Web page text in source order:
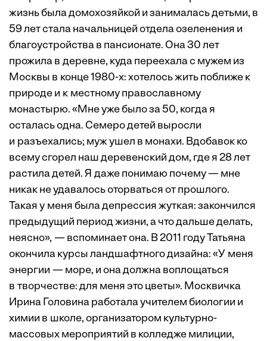
жизнь была домохозяйкой и занималась детьми, в
59 лет стала начальницей отдела озеленения и
благоустройства в пансионате. Она 30 лет
прожила в деревне, куда переехала с мужем из
Москвы в конце 1980-х: хотелось жить поближе к
природе и к местному православному
монастырю. «Мне уже было за 50, когда я
осталась одна. Семеро детей выросли
и разъехались; муж ушел в монахи. Вдобавок ко
всему сгорел наш деревенский дом, где я 28 лет
растила детей. Я даже понимаю почему — мне
никак не удавалось оторваться от прошлого.
Такая у меня была депрессия жуткая: закончился
предыдущий период жизни, а что дальше ­делать,
неясно», — вспоминает она. В 2011 году Татьяна
окончила курсы ландшафтного дизайна: «У меня
энергии — море, и она должна воплощаться
в творчестве: для меня это цветы». Москвичка
Ирина Головина работала учителем биологии и
химии в школе, организатором культурно-
массовых мероприятий в колледже милиции,